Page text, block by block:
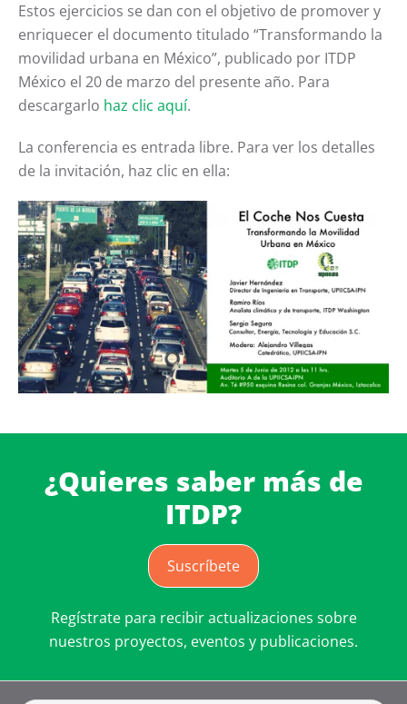
Estos ejercicios se dan con el objetivo de promover y
enriquecer el documento titulado “Transformando la
movilidad urbana en México”, publicado por ITDP
México el 20 de marzo del presente año. Para
descargarlo haz clic aquí.
La conferencia es entrada libre. Para ver los detalles
de la invitación, haz clic en ella:
¿Quieres saber más de
ITDP?
Suscríbete
Regístrate para recibir actualizaciones sobre
nuestros proyectos, eventos y publicaciones.